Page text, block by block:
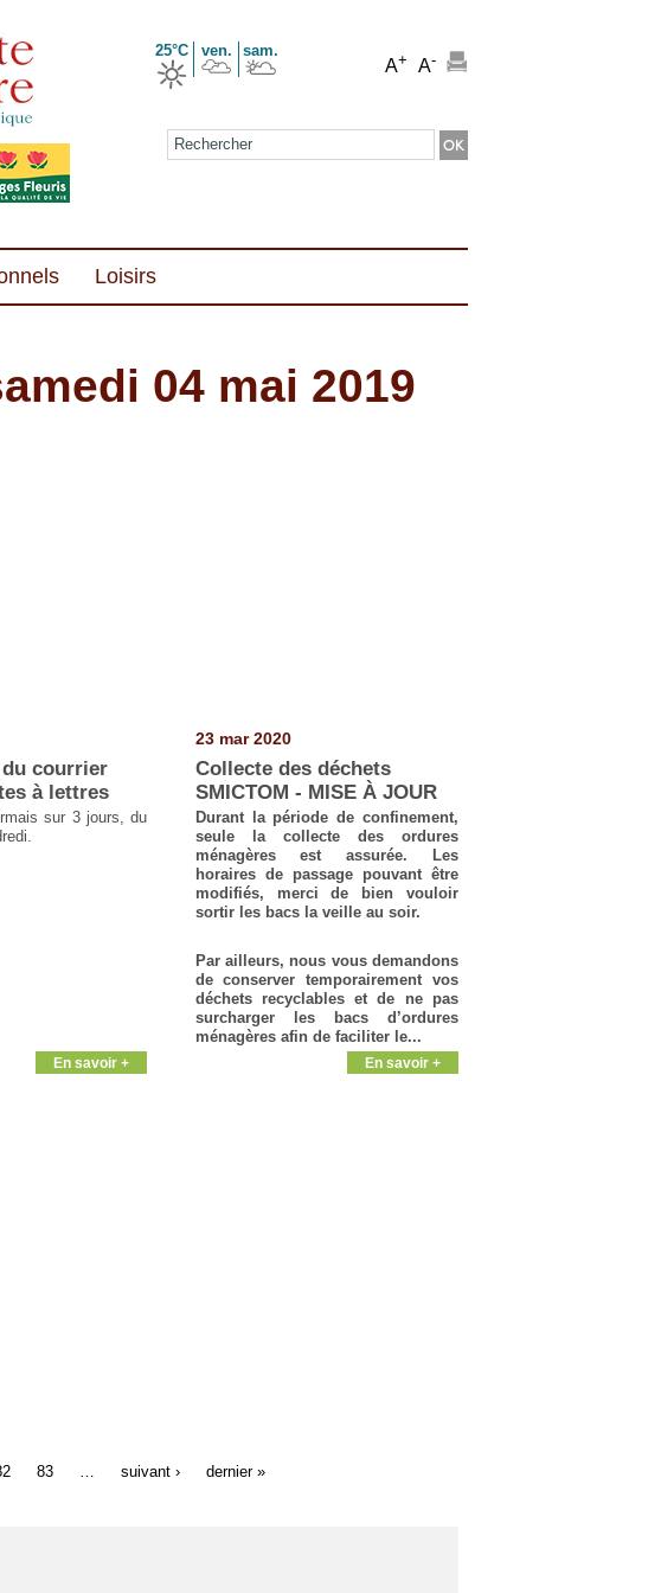
25°C ven. sam.
A+ A-
Formulaire de recherche
Loisirs
04 mai 2019
courrier
à lettres
sur 3 jours, du
En savoir +
23 mar 2020
Collecte des déchets
SMICTOM - MISE À JOUR
Durant la période de confinement,
seule la collecte des ordures
ménagères est assurée. Les
horaires de passage pouvant être
modifiés, merci de bien vouloir
sortir les bacs la veille au soir.
Par ailleurs, nous vous demandons
de conserver temporairement vos
déchets recyclables et de ne pas
surcharger les bacs d’ordures
ménagères afin de faciliter le...
En savoir +
83 suivant › dernier »